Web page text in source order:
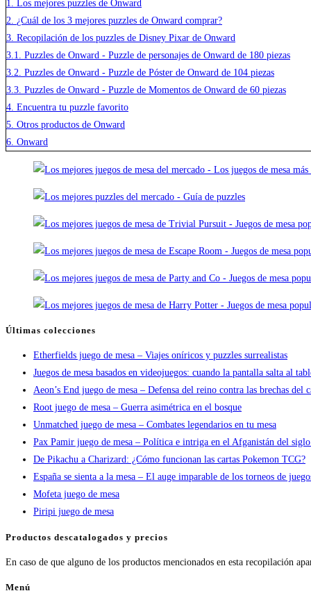
1.
Los mejores puzzles de Onward
2.
¿Cuál de los 3 mejores puzzles de Onward comprar?
3. Recopilación de los puzzles de Disney Pixar de Onward
3.1.
Puzzles de Onward - Puzzle de personajes de Onward de 180 piezas
3.2. Puzzles de Onward - Puzzle de Póster de Onward de 104 piezas
3.3. Puzzles de Onward - Puzzle de Momentos de Onward de 60 piezas
4. Encuentra tu puzzle favorito
5. Otros productos de Onward
6. Onward
Últimas colecciones
Etherfields juego de mesa – Viajes oníricos y puzzles surrealistas
Juegos de mesa basados en videojuegos: cuando la pantalla salta al
Aeon’s End juego de mesa – Defensa del reino contra las brechas del
Root juego de mesa – Guerra asimétrica en el bosque
Unmatched juego de mesa – Combates legendarios en tu mesa
Pax Pamir juego de mesa – Política e intriga en el Afganistán del
De Pikachu a Charizard: ¿Cómo funcionan las cartas Pokemon TCG?
España se sienta a la mesa – El auge imparable de los torneos de
Mofeta juego de mesa
Piripi juego de mesa
Productos descatalogados y precios
En caso de que alguno de los productos mencionados en esta recopilación
Menú